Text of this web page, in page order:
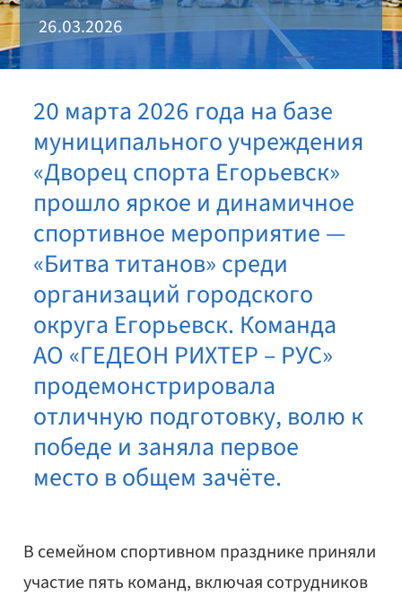
26.03.2026
20 марта 2026 года на базе
муниципального учреждения
«Дворец спорта Егорьевск»
прошло яркое и динамичное
спортивное мероприятие —
«Битва титанов» среди
организаций городского
округа Егорьевск. Команда
АО «ГЕДЕОН РИХТЕР – РУС»
продемонстрировала
отличную подготовку, волю к
победе и заняла первое
место в общем зачёте.
В семейном спортивном празднике приняли
участие пять команд, включая сотрудников